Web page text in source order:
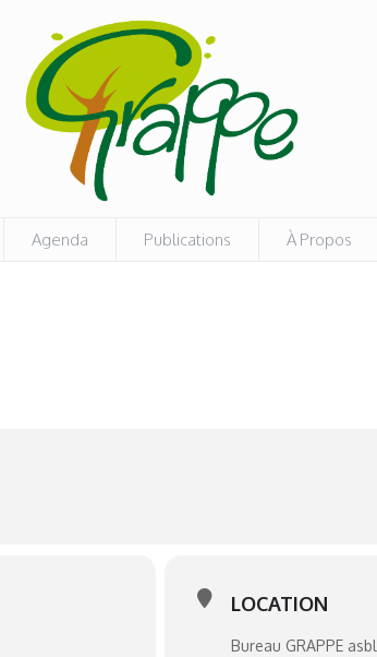
Agenda Publications À Propos
LOCATION
Bureau GRAPPE asbl